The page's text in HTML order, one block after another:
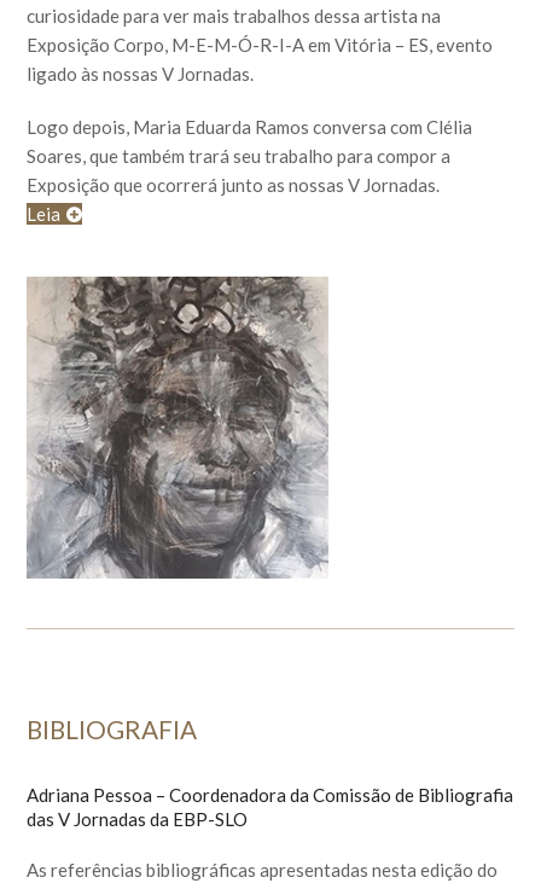
curiosidade para ver mais trabalhos dessa artista na
Exposição Corpo, M-E-M-Ó-R-I-A em Vitória – ES, evento
ligado às nossas V Jornadas.
Logo depois, Maria Eduarda Ramos conversa com Clélia
Soares, que também trará seu trabalho para compor a
Exposição que ocorrerá junto as nossas V Jornadas.
Leia
BIBLIOGRAFIA
Adriana Pessoa – Coordenadora da Comissão de Bibliografia
das V Jornadas da EBP-SLO
As referências bibliográficas apresentadas nesta edição do